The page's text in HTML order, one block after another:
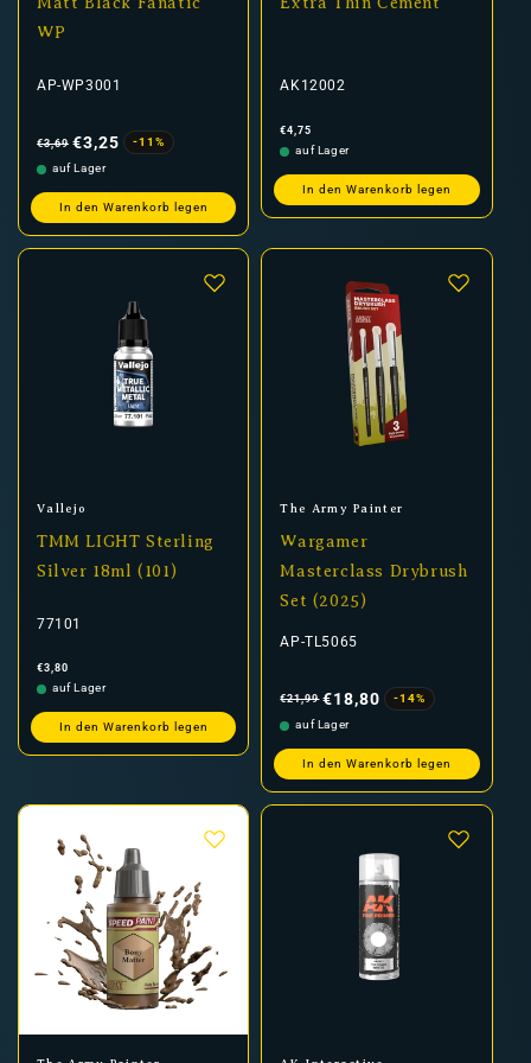
WP
AP-WP3001
Preis
€3,69 €3,25
-11%
auf Lager
In den Warenkorb legen
AK12002
Normaler
Preis
€4,75
auf Lager
In den Warenkorb legen
Anbieter:
Vallejo
TMM LIGHT Sterling
Silver 18ml (101)
77101
Normaler
Preis
€3,80
auf Lager
In den Warenkorb legen
Anbieter:
The Army Painter
Wargamer
Masterclass Drybrush
Set (2025)
AP-TL5065
Preis
€21,99 €18,80
-14%
auf Lager
In den Warenkorb legen